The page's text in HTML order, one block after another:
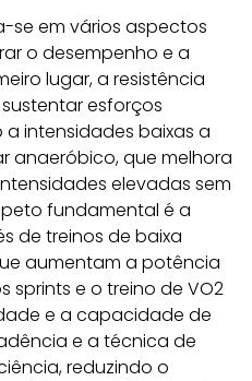
se em vários aspectos
o desempenho e a
lugar, a resistência
esforços
intensidades baixas a
anaeróbico, que melhora
elevadas sem
fundamental é a
de treinos de baixa
aumentam a potência
sprints e o treino de VO2
e a capacidade de
e a técnica de
reduzindo o